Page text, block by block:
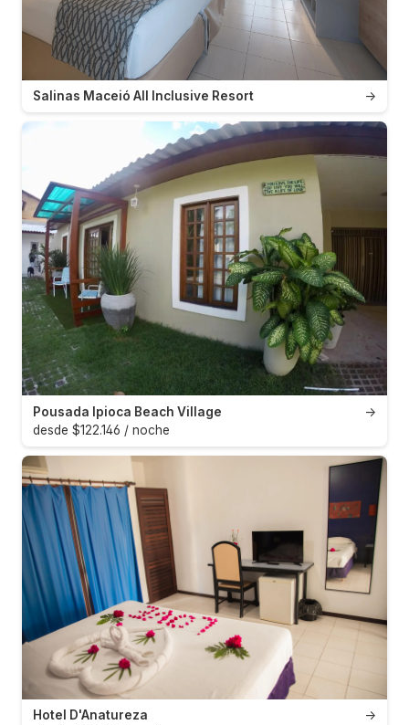
→
Salinas Maceió All Inclusive Resort
→
Pousada Ipioca Beach Village
desde $122.146 / noche
→
Hotel D'Anatureza